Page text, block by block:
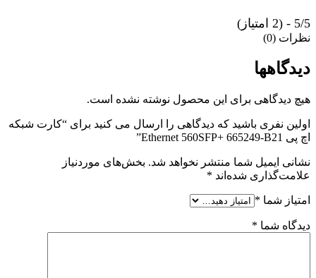
5/5 - (2 امتیاز)
نظرات (0)
دیدگاهها
هیچ دیدگاهی برای این محصول نوشته نشده است.
اولین نفری باشید که دیدگاهی را ارسال می کنید برای “کارت شبکه
اچ پی Ethernet 560SFP+ 665249-B21”
نشانی ایمیل شما منتشر نخواهد شد. بخش‌های موردنیاز
علامت‌گذاری شده‌اند *
امتیاز شما *
دیدگاه شما *